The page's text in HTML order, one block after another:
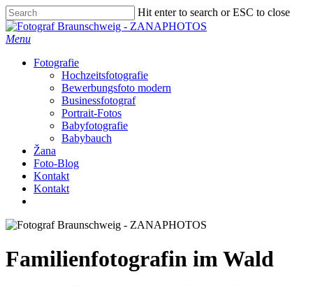
Skip
to
main
Hit enter to search or ESC to close
Close
Search
Menu
Fotografie
Hochzeitsfotografie
Bewerbungsfoto modern
Businessfotograf
Portrait-Fotos
Babyfotografie
Babybauch
Žana
Foto-Blog
Kontakt
Kontakt
Familienfotografin im Wald